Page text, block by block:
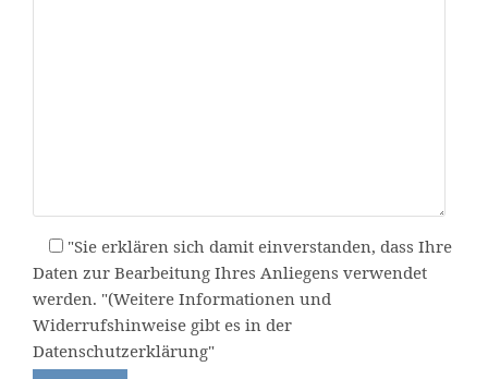
"Sie erklären sich damit einverstanden, dass Ihre
Daten zur Bearbeitung Ihres Anliegens verwendet
werden. "(Weitere Informationen und
Widerrufshinweise gibt es in der
Datenschutzerklärung"